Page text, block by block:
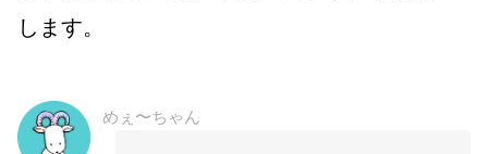
します。
めぇ〜ちゃん